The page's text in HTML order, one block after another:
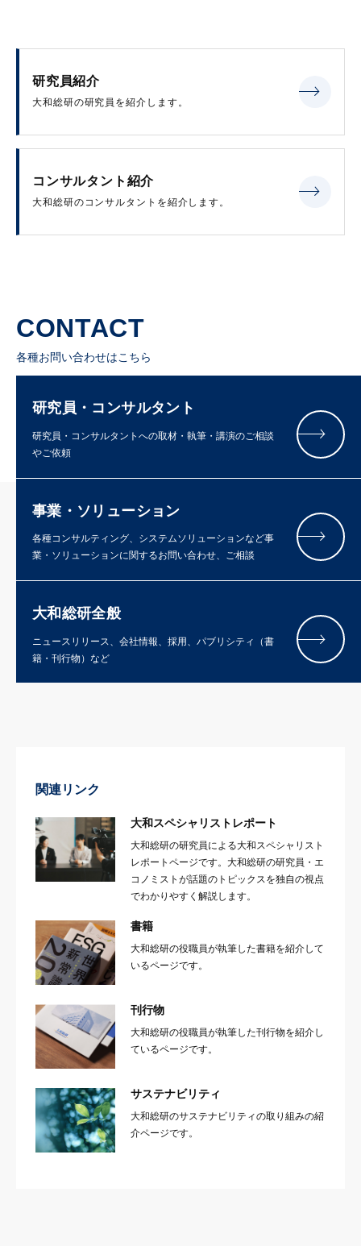
研究員紹介
大和総研の研究員を紹介します。
コンサルタント紹介
大和総研のコンサルタントを紹介します。
CONTACT
各種お問い合わせはこちら
研究員・コンサルタント
研究員・コンサルタントへの取材・執筆・講演のご相談
やご依頼
事業・ソリューション
各種コンサルティング、システムソリューションなど事
業・ソリューションに関するお問い合わせ、ご相談
大和総研全般
ニュースリリース、会社情報、採用、パブリシティ（書
籍・刊行物）など
関連リンク
大和スペシャリストレポート
大和総研の研究員による大和スペシャリスト
レポートページです。大和総研の研究員・エ
コノミストが話題のトピックスを独自の視点
でわかりやすく解説します。
書籍
大和総研の役職員が執筆した書籍を紹介して
いるページです。
刊行物
大和総研の役職員が執筆した刊行物を紹介し
ているページです。
サステナビリティ
大和総研のサステナビリティの取り組みの紹
介ページです。